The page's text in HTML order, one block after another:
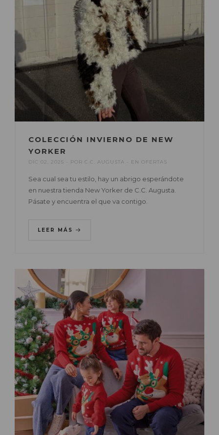
COLECCIÓN INVIERNO DE NEW
YORKER
DIC 02, 2025 POR C.C. AUGUSTA EN OFERTAS
Sea cual sea tu estilo, hay un abrigo esperándote
en nuestra tienda New Yorker de C.C. Augusta.
Pásate y encuentra el que va contigo.
LEER MÁS